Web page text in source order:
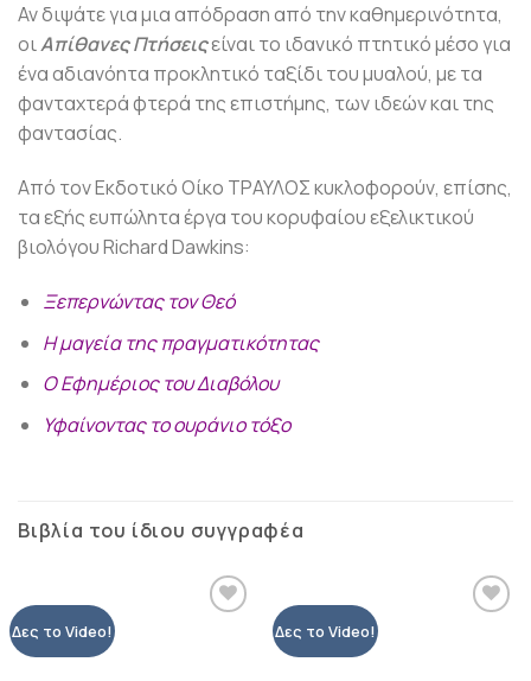
Αν διψάτε για μια απόδραση από την καθημερινότητα,
οιΑπίθανες Πτήσειςείναι το ιδανικό πτητικό μέσο για
ένα αδιανόητα προκλητικό ταξίδι του μυαλού, με τα
φανταχτερά φτερά της επιστήμης, των ιδεών και της
φαντασίας.
Από τον Εκδοτικό Οίκο ΤΡΑΥΛΟΣ κυκλοφορούν, επίσης,
τα εξής ευπώλητα έργα του κορυφαίου εξελικτικού
βιολόγου Richard Dawkins:
Ξεπερνώντας τον Θεό
Η μαγεία της πραγματικότητας
Ο Εφημέριος του Διαβόλου
Υφαίνοντας το ουράνιο τόξο
Βιβλία του ίδιου συγγραφέα
Δες το Video! Δες το Video!